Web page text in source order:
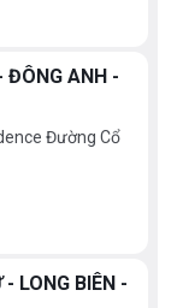
ĐÔNG ANH -
Đường Cổ
LONG BIÊN -